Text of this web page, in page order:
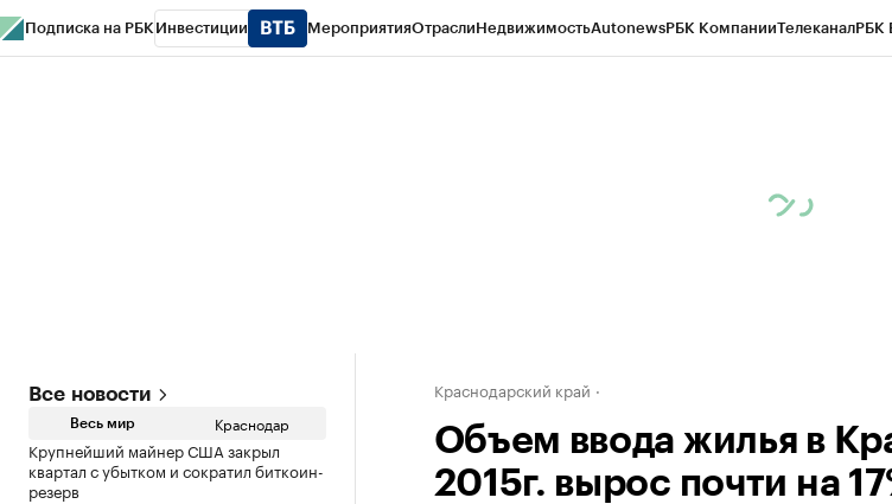
Подписка на РБК Инвестиции МероприятияОтраслиНедвижимостьAutonewsРБК КомпанииТелеканалРБК
Все новости
Весь мир Краснодар
Крупнейший майнер США закрыл
квартал с убытком и сократил биткоин-
резерв
Краснодарский край
Объем ввода жилья в
2015г. вырос почти на